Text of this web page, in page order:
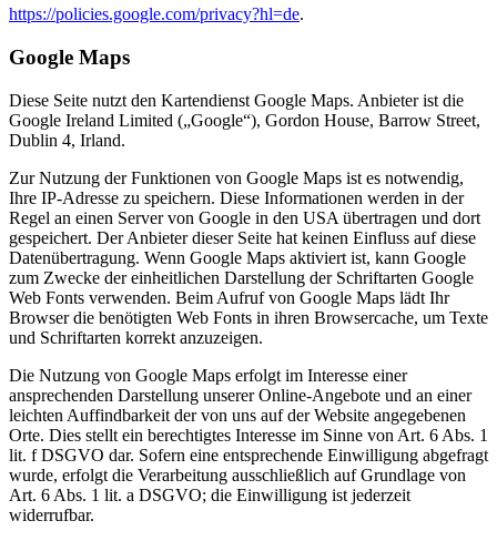
https://policies.google.com/privacy?hl=de.
Google Maps
Diese Seite nutzt den Kartendienst Google Maps. Anbieter ist die
Google Ireland Limited („Google“), Gordon House, Barrow Street,
Dublin 4, Irland.
Zur Nutzung der Funktionen von Google Maps ist es notwendig,
Ihre IP-Adresse zu speichern. Diese Informationen werden in der
Regel an einen Server von Google in den USA übertragen und dort
gespeichert. Der Anbieter dieser Seite hat keinen Einfluss auf diese
Datenübertragung. Wenn Google Maps aktiviert ist, kann Google
zum Zwecke der einheitlichen Darstellung der Schriftarten Google
Web Fonts verwenden. Beim Aufruf von Google Maps lädt Ihr
Browser die benötigten Web Fonts in ihren Browsercache, um Texte
und Schriftarten korrekt anzuzeigen.
Die Nutzung von Google Maps erfolgt im Interesse einer
ansprechenden Darstellung unserer Online-Angebote und an einer
leichten Auffindbarkeit der von uns auf der Website angegebenen
Orte. Dies stellt ein berechtigtes Interesse im Sinne von Art. 6 Abs. 1
lit. f DSGVO dar. Sofern eine entsprechende Einwilligung abgefragt
wurde, erfolgt die Verarbeitung ausschließlich auf Grundlage von
Art. 6 Abs. 1 lit. a DSGVO; die Einwilligung ist jederzeit
widerrufbar.